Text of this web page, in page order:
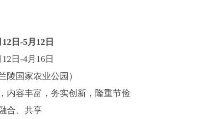
日-5月12日
日-4月16日
陵国家农业公园）
内容丰富，务实创新，隆重节俭
合、共享